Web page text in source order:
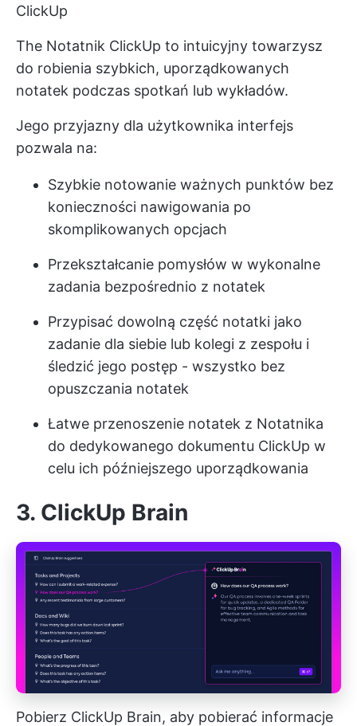
ClickUp
The Notatnik ClickUp to intuicyjny towarzysz
do robienia szybkich, uporządkowanych
notatek podczas spotkań lub wykładów.
Jego przyjazny dla użytkownika interfejs
pozwala na:
Szybkie notowanie ważnych punktów bez
konieczności nawigowania po
skomplikowanych opcjach
Przekształcanie pomysłów w wykonalne
zadania bezpośrednio z notatek
Przypisać dowolną część notatki jako
zadanie dla siebie lub kolegi z zespołu i
śledzić jego postęp - wszystko bez
opuszczania notatek
Łatwe przenoszenie notatek z Notatnika
do dedykowanego dokumentu ClickUp w
celu ich późniejszego uporządkowania
3. ClickUp Brain
Pobierz ClickUp Brain, aby pobierać informacje